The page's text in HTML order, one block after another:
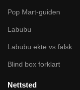
Pop Mart-guiden
Labubu
Labubu ekte vs falsk
Blind box forklart
Nettsted